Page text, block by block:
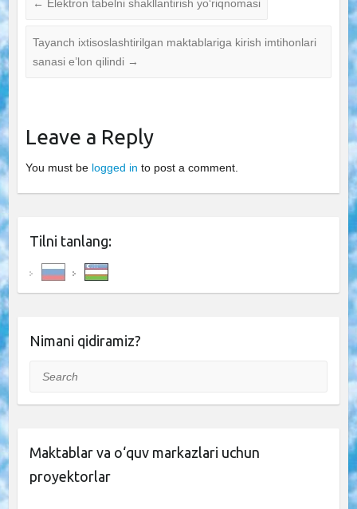
← Elektron tabelni shakllantirish yo‘riqnomasi
Tayanch ixtisoslashtirilgan maktablariga kirish imtihonlari
sanasi e’lon qilindi →
Leave a Reply
You must be logged in to post a comment.
Tilni tanlang:
Nimani qidiramiz?
Search
Maktablar va o‘quv markazlari uchun
proyektorlar